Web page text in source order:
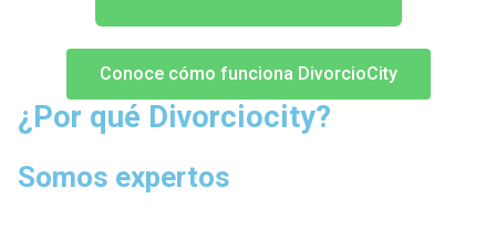
Conoce cómo funciona DivorcioCity
¿Por qué Divorciocity?
Somos expertos